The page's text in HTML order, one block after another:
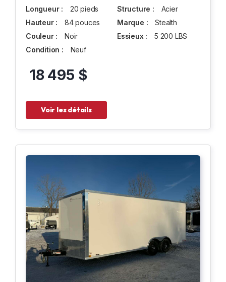
Longueur :
20 pieds
Hauteur :
84 pouces
Couleur :
Noir
Condition :
Neuf
Structure :
Acier
Marque :
Stealth
Essieux :
5 200 LBS
18 495 $
Voir les détails